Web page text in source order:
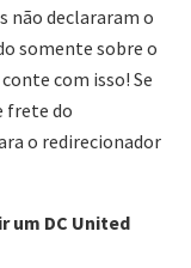
não declararam o
somente sobre o
com isso! Se
frete do
o redirecionador
um DC United